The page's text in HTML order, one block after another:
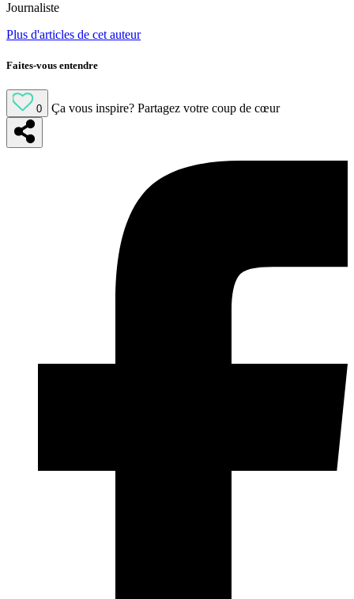
Journaliste
Plus d'articles de cet auteur
Faites-vous entendre
0 Ça vous inspire? Partagez votre coup de cœur